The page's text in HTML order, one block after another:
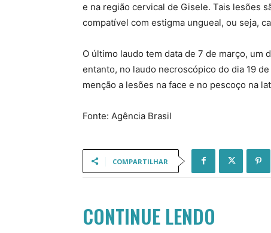
e na região cervical de Gisele. Tais lesões
compatível com estigma ungueal, ou seja,
O último laudo tem data de 7 de março, um
entanto, no laudo necroscópico do dia 19
menção a lesões na face e no pescoço na
Fonte: Agência Brasil
COMPARTILHAR
CONTINUE LENDO